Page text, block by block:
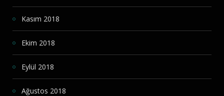
Kasım 2018
Ekim 2018
Eylül 2018
Ağustos 2018